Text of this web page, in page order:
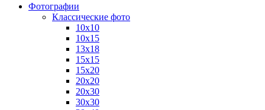
Фотографии
Классические фото
10х10
10х15
13х18
15х15
15х20
20х20
20х30
30х30